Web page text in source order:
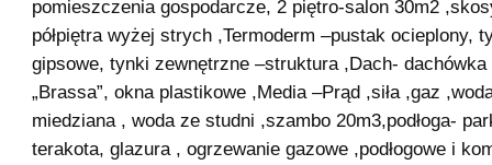
pomieszczenia gospodarcze, 2 piętro-salon 30m2
półpiętra wyżej strych ,Termoderm –pustak ocieplony,
gipsowe, tynki zewnętrzne –struktura ,Dach- dachówka
„Brassa”, okna plastikowe ,Media –Prąd ,siła ,gaz
miedziana , woda ze studni ,szambo 20m3,podłoga-
terakota, glazura , ogrzewanie gazowe ,podłogowe i